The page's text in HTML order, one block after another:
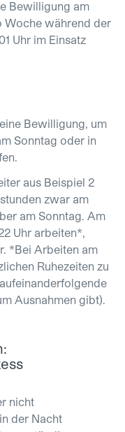
Bewilligung am
Woche während der
Uhr im Einsatz
Bewilligung, um
Sonntag oder in
aus Beispiel 2
zwar am
am Sonntag. Am
Uhr arbeiten*,
*Bei Arbeiten am
Ruhezeiten zu
Ausnahmen gibt).
nicht
der Nacht